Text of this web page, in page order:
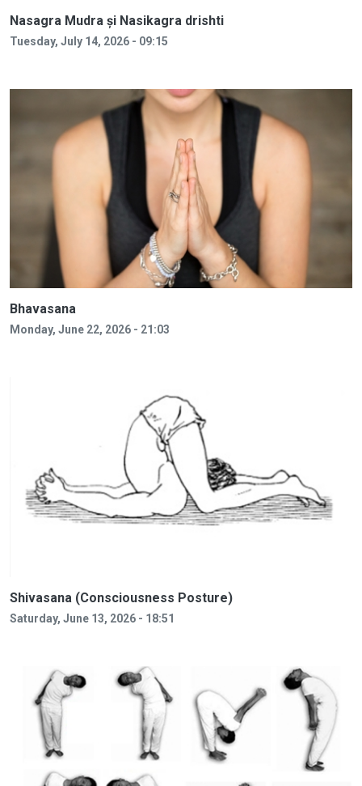
Nasagra Mudra și Nasikagra drishti
Tuesday, July 14, 2026 - 09:15
Bhavasana
Monday, June 22, 2026 - 21:03
Shivasana (Consciousness Posture)
Saturday, June 13, 2026 - 18:51